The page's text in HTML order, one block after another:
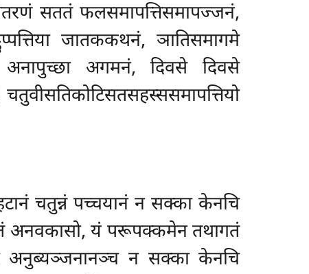
सततं फलसमापत्तिसमापज्जनं,
जातककथनं, ञातिसमागमे
अनापुच्छा अगमनं, दिवसे दिवसे
चतुन्नं पच्चयानं न सक्का केनचि
अनवकासो, यं परूपक्कमेन तथागतं
अनुब्यञ्जनानञ्च न सक्का केनचि